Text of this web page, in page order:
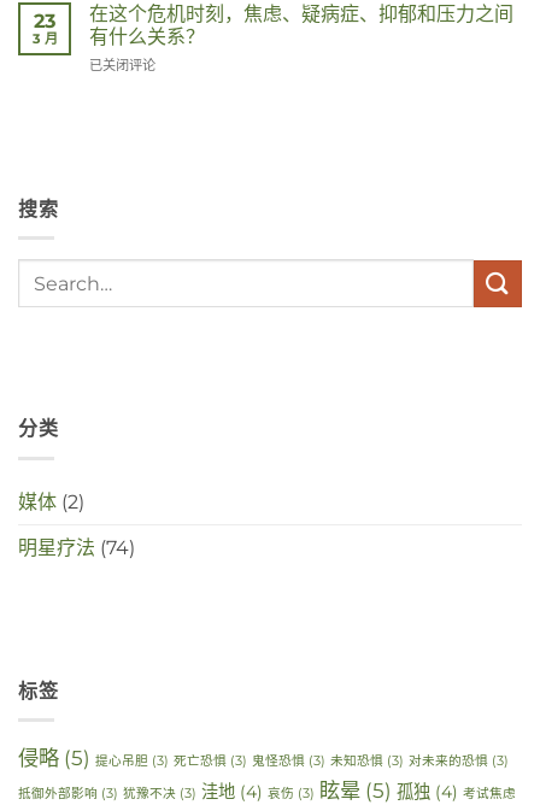
23
3 月
在这个危机时刻，焦虑、疑病症、抑郁和压力之间
有什么关系？
Wat
in
deze
已关闭评论
搜索
分类
媒体 (2)
明星疗法 (74)
标签
侵略 (5) 提心吊胆 (3) 死亡恐惧 (3) 鬼怪恐惧 (3) 未知恐惧 (3) 对未来的恐惧 (3)
抵御外部影响 (3) 犹豫不决 (3) 洼地 (4) 哀伤 (3) 眩晕 (5) 孤独 (4) 考试焦虑